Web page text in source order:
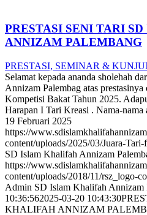
PRESTASI SENI TARI
ANNIZAM PALEMBANG
PRESTASI, SEMINAR &
Selamat kepada ananda sholehah
Annizam Palembag atas
Kompetisi Bakat Tahun 2025.
Harapan I Tari Kreasi . Nama-
19 Februari 2025
https://
content/uploads/2025/03/Juara-
SD Islam Khalifah Annizam
https://
content/uploads/2018/11/rsz_logo-
Admin SD Islam Khalifah Annizam
10:36:562025-03-20 10:43:30
KHALIFAH ANNIZAM